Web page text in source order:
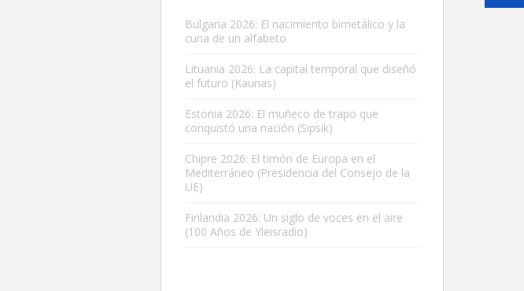
Bulgaria 2026: El nacimiento bimetálico y la
cuna de un alfabeto
Lituania 2026: La capital temporal que diseñó
el futuro (Kaunas)
Estonia 2026: El muñeco de trapo que
conquistó una nación (Sipsik)
Chipre 2026: El timón de Europa en el
Mediterráneo (Presidencia del Consejo de la
UE)
Finlandia 2026: Un siglo de voces en el aire
(100 Años de Yleisradio)